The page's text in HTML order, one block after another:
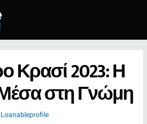
Κρασί 2023: Η
στη Γνώμη
Loanableprofile